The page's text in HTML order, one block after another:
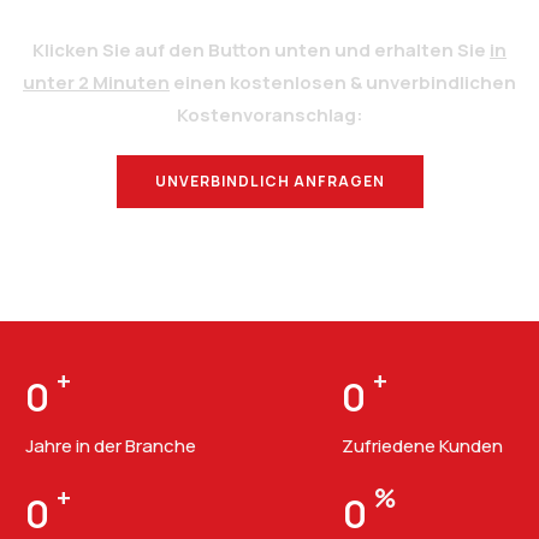
Klicken Sie auf den Button unten und erhalten Sie in
unter 2 Minuten einen kostenlosen & unverbindlichen
Kostenvoranschlag:
UNVERBINDLICH ANFRAGEN
0 +
Jahre in der Branche
0 +
Zufriedene Kunden
0 + 0 %